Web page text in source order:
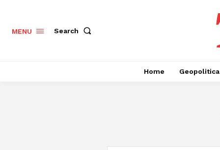
MENU Search
Home Geopolitica